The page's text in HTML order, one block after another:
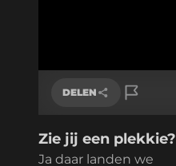
DELEN
Link kopiëren
Zie jij een plekkie?
Ja daar landen we